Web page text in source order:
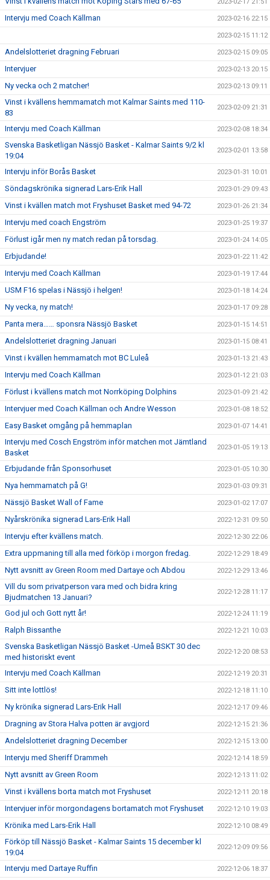
Intervju med Coach Källman 2023-02-16 22:15
2023-02-15 11:12
Andelslotteriet dragning Februari 2023-02-15 09:05
Intervjuer 2023-02-13 20:15
Ny vecka och 2 matcher! 2023-02-13 09:11
Vinst i kvällens hemmamatch mot Kalmar Saints med 110-
83
2023-02-09 21:31
Intervju med Coach Källman 2023-02-08 18:34
Svenska Basketligan Nässjö Basket - Kalmar Saints 9/2 kl
19:04
2023-02-01 13:58
Intervju inför Borås Basket 2023-01-31 10:01
Söndagskrönika signerad Lars-Erik Hall 2023-01-29 09:43
Vinst i kvällen match mot Fryshuset Basket med 94-72 2023-01-26 21:34
Intervju med coach Engström 2023-01-25 19:37
Förlust igår men ny match redan på torsdag. 2023-01-24 14:05
Erbjudande! 2023-01-22 11:42
Intervju med Coach Källman 2023-01-19 17:44
USM F16 spelas i Nässjö i helgen! 2023-01-18 14:24
Ny vecka, ny match! 2023-01-17 09:28
Panta mera…… sponsra Nässjö Basket 2023-01-15 14:51
Andelslotteriet dragning Januari 2023-01-15 08:41
Vinst i kvällen hemmamatch mot BC Luleå 2023-01-13 21:43
Intervju med Coach Källman 2023-01-12 21:03
Förlust i kvällens match mot Norrköping Dolphins 2023-01-09 21:42
Intervjuer med Coach Källman och Andre Wesson 2023-01-08 18:52
Easy Basket omgång på hemmaplan 2023-01-07 14:41
Intervju med Cosch Engström inför matchen mot Jämtland
Basket
2023-01-05 19:13
Erbjudande från Sponsorhuset 2023-01-05 10:30
Nya hemmamatch på G! 2023-01-03 09:31
Nässjö Basket Wall of Fame 2023-01-02 17:07
Nyårskrönika signerad Lars-Erik Hall 2022-12-31 09:50
Intervju efter kvällens match. 2022-12-30 22:06
Extra uppmaning till alla med förköp i morgon fredag. 2022-12-29 18:49
Nytt avsnitt av Green Room med Dartaye och Abdou 2022-12-29 13:46
Vill du som privatperson vara med och bidra kring
Bjudmatchen 13 Januari?
2022-12-28 11:17
God jul och Gott nytt år! 2022-12-24 11:19
Ralph Bissanthe 2022-12-21 10:03
Svenska Basketligan Nässjö Basket -Umeå BSKT 30 dec
med historiskt event
2022-12-20 08:53
Intervju med Coach Källman 2022-12-19 20:31
Sitt inte lottlös! 2022-12-18 11:10
Ny krönika signerad Lars-Erik Hall 2022-12-17 09:46
Dragning av Stora Halva potten är avgjord 2022-12-15 21:36
Andelslotteriet dragning December 2022-12-15 13:00
Intervju med Sheriff Drammeh 2022-12-14 18:59
Nytt avsnitt av Green Room 2022-12-13 11:02
Vinst i kvällens borta match mot Fryshuset 2022-12-11 20:18
Intervjuer inför morgondagens bortamatch mot Fryshuset 2022-12-10 19:03
Krönika med Lars-Erik Hall 2022-12-10 08:49
Förköp till Nässjö Basket - Kalmar Saints 15 december kl
19:04
2022-12-09 09:56
Intervju med Dartaye Ruffin 2022-12-06 18:37